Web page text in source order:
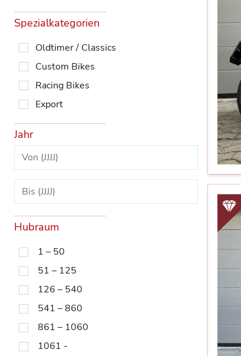
Spezialkategorien
Oldtimer / Classics
Custom Bikes
Racing Bikes
Export
Jahr
Hubraum
1 – 50
51 – 125
126 – 540
541 – 860
861 – 1060
1061 -